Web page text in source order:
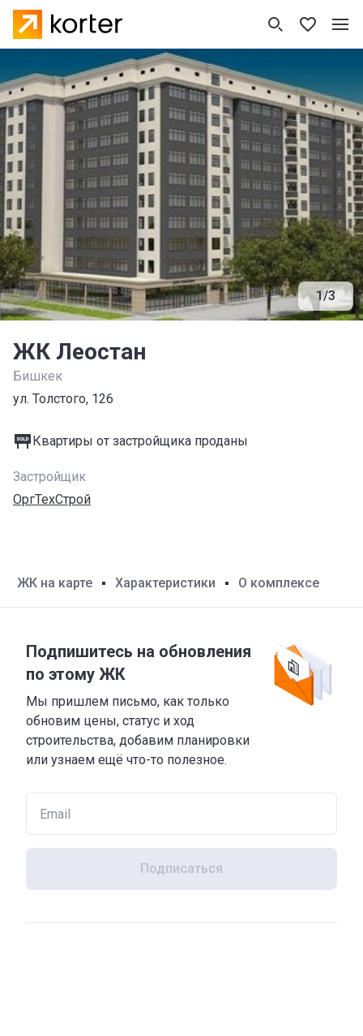
1/3
ЖК Леостан
Бишкек
ул. Толстого, 126
Квартиры от застройщика проданы
Застройщик
ОргТехСтрой
ЖК на карте Характеристики О комплексе
Подпишитесь на обновления
по этому ЖК
Мы пришлем письмо, как только
обновим цены, статус и ход
строительства, добавим планировки
или узнаем ещё что-то полезное.
Подписаться